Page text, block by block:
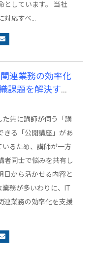
としています。 当社
応すべ…
連業務の効率化
課題を解決する
た先に講師が伺う「講
きる「公開講座」があ
いるため、講師が一方
者同士で悩みを共有し
日から活かせる内容と
業務が多いわりに、IT
連業務の効率化を支援